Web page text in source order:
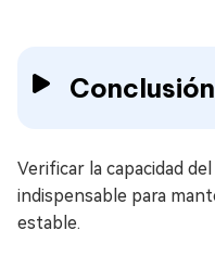
Conclusión
Verificar la capacidad
indispensable para
estable.